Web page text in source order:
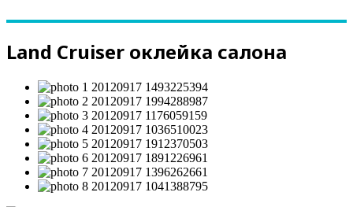
Land Cruiser оклейка салона